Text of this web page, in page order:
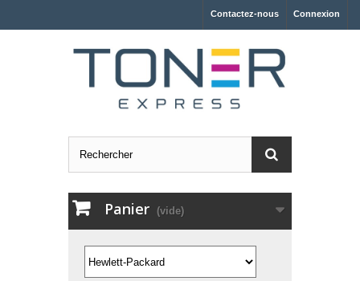
Connexion
Contactez-nous
Panier (vide)